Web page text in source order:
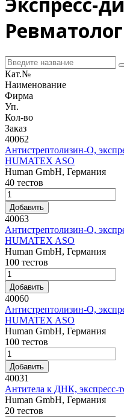
Кат.№
Наименование
Фирма
Уп.
Кол-во
Заказ
40062
Антистрептолизин-О,
HUMATEX ASO
Human GmbH, Германия
40 тестов
Добавить
40063
Антистрептолизин-О,
HUMATEX ASO
Human GmbH, Германия
100 тестов
Добавить
40060
Антистрептолизин-О,
HUMATEX ASO
Human GmbH, Германия
100 тестов
Добавить
40031
Антитела к ДНК, экспресс-
Human GmbH, Германия
20 тестов